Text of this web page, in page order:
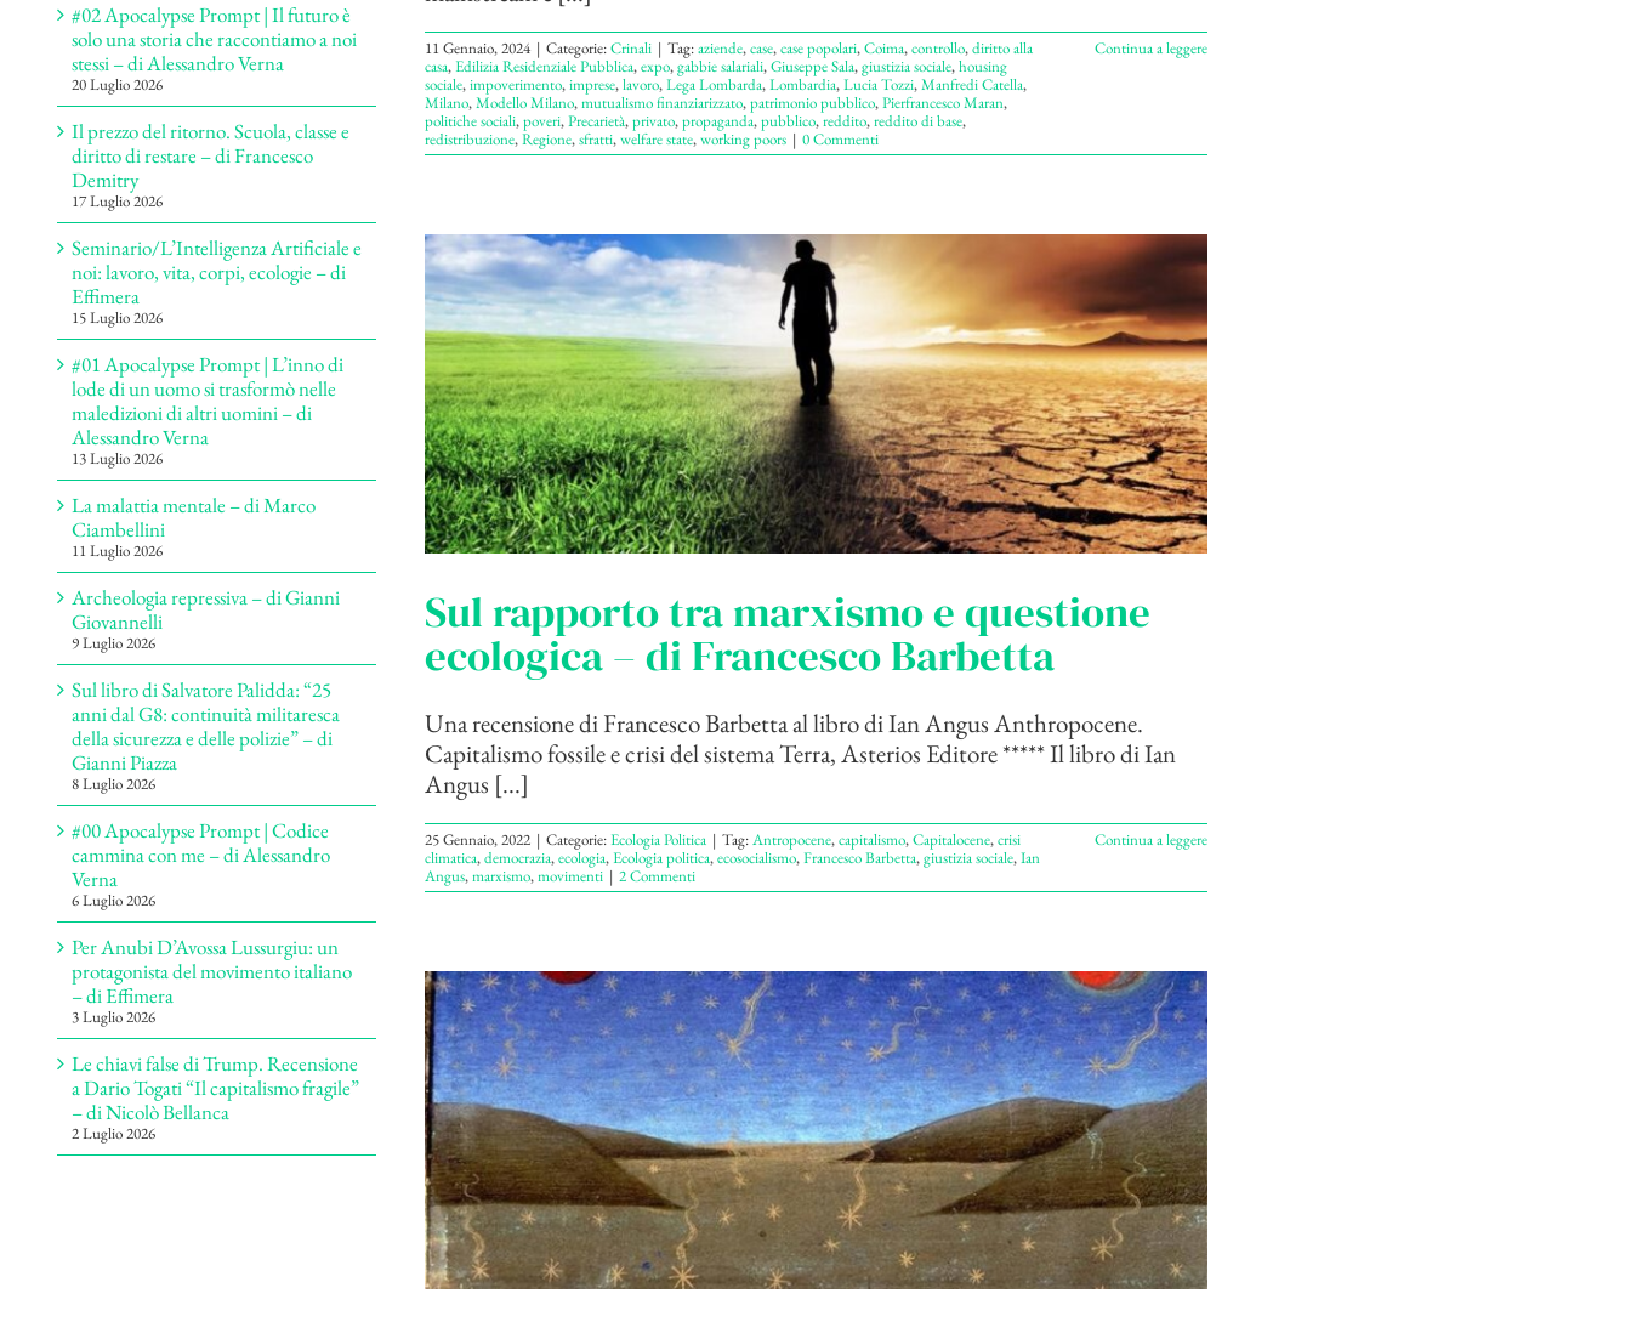
11 Gennaio, 2024 | Categorie:Crinali | Tag:aziende,case,case popolari,Coima,controllo,diritto alla
casa,Edilizia Residenziale Pubblica,expo,gabbie salariali,Giuseppe Sala,giustizia sociale,housing
sociale,impoverimento,imprese,lavoro,Lega Lombarda,Lombardia,Lucia Tozzi,Manfredi Catella,
Milano,Modello Milano,mutualismo finanziarizzato,patrimonio pubblico,Pierfrancesco Maran,
politiche sociali,poveri,Precarietà,privato,propaganda,pubblico,reddito,reddito di base,
redistribuzione,Regione,sfratti,welfare state,working poors | 0 Commenti
Continua a leggere
Sul rapporto tra marxismo e questione
ecologica – di Francesco Barbetta
Una recensione di Francesco Barbetta al libro di Ian Angus Anthropocene.
Capitalismo fossile e crisi del sistema Terra, Asterios Editore ***** Il libro di Ian
Angus [...]
25 Gennaio, 2022 | Categorie:Ecologia Politica | Tag:Antropocene,capitalismo,Capitalocene,crisi
climatica,democrazia,ecologia,Ecologia politica,ecosocialismo,Francesco Barbetta,giustizia sociale,Ian
Angus,marxismo,movimenti | 2 Commenti
Continua a leggere
#02 Apocalypse Prompt | Il futuro è
solo una storia che raccontiamo a noi
stessi – di Alessandro Verna
20 Luglio 2026
Il prezzo del ritorno. Scuola, classe e
diritto di restare – di Francesco
Demitry
17 Luglio 2026
Seminario/L’Intelligenza Artificiale e
noi: lavoro, vita, corpi, ecologie – di
Effimera
15 Luglio 2026
#01 Apocalypse Prompt | L’inno di
lode di un uomo si trasformò nelle
maledizioni di altri uomini – di
Alessandro Verna
13 Luglio 2026
La malattia mentale – di Marco
Ciambellini
11 Luglio 2026
Archeologia repressiva – di Gianni
Giovannelli
9 Luglio 2026
Sul libro di Salvatore Palidda: “25
anni dal G8: continuità militaresca
della sicurezza e delle polizie” – di
Gianni Piazza
8 Luglio 2026
#00 Apocalypse Prompt | Codice
cammina con me – di Alessandro
Verna
6 Luglio 2026
Per Anubi D’Avossa Lussurgiu: un
protagonista del movimento italiano
– di Effimera
3 Luglio 2026
Le chiavi false di Trump. Recensione
a Dario Togati “Il capitalismo fragile”
– di Nicolò Bellanca
2 Luglio 2026